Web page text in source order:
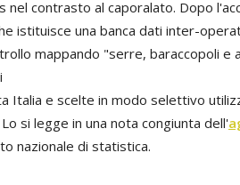
nel contrasto al caporalato. Dopo
istituisce una banca dati inter-
mappando "serre, baraccopoli e
Italia e scelte in modo selettivo
si legge in una nota congiunta dell'
nazionale di statistica.